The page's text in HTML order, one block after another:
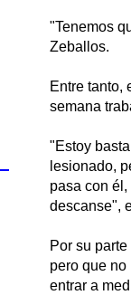
"Tenemos
Zeballos.
Entre tanto,
semana
"Estoy
lesionado,
pasa con
descanse",
Por su
pero que
entrar a